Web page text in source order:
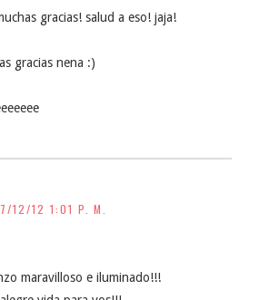
gracias! salud a eso! jaja!
gracias nena :)
7/12/12 1:01 P. M.
maravilloso e iluminado!!!